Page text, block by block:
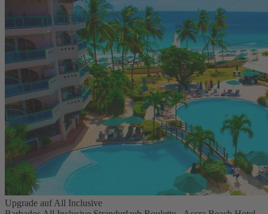
Upgrade auf All Inclusive